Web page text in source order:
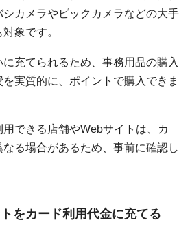
シカメラやビックカメラなどの大手
象です。
充てられるため、事務用品の購入
実質的に、ポイントで購入できま
できる店舗やWebサイトは、カ
る場合があるため、事前に確認し
をカード利用代金に充てる